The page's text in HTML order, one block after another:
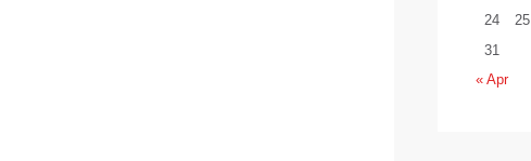
24
25
31
« Apr